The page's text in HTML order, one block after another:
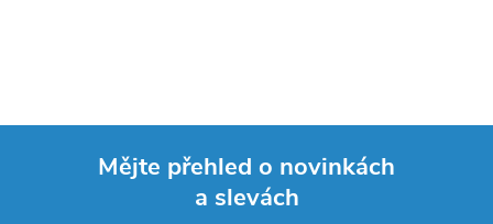
Mějte přehled o novinkách
a slevách